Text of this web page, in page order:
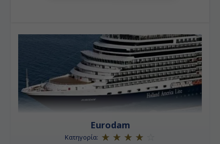
το σπίτι της Ανν Φρανκ για να εξερευνήσετε τα
κατά τη διάρκεια του πολέμου ή επισκεφτείτε το
εργοστάσιο διαμαντιών για να δείτε πως δουλεύουν
οι τεχνίτες για να φτιάξουν κοσμήματα.
Eurodam
Κατηγορία: